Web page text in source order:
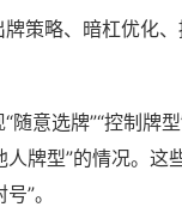
策略、暗杠优化
意选牌”“控制牌
牌型”的情况。
”。